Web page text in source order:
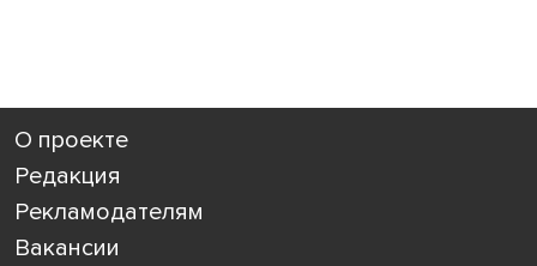
О проекте
Редакция
Рекламодателям
Вакансии